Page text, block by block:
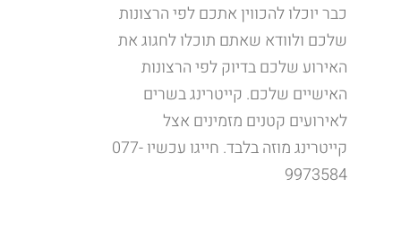
כבר יוכלו להכווין אתכם לפי הרצונות
שלכם ולוודא שאתם תוכלו לחגוג את
האירוע שלכם בדיוק לפי הרצונות
האישיים שלכם. קייטרינג בשרים
לאירועים קטנים מזמינים אצל
קייטרינג מוזה בלבד. חייגו עכשיו 077-
9973584